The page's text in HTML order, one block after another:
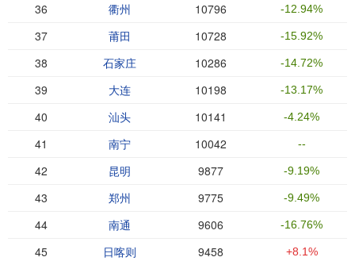
36 衢州 10796 -12.94%
37 莆田 10728 -15.92%
38 石家庄 10286 -14.72%
39 大连 10198 -13.17%
40 汕头 10141 -4.24%
41 南宁 10042 --
42 昆明 9877 -9.19%
43 郑州 9775 -9.49%
44 南通 9606 -16.76%
45 日喀则 9458 +8.1%